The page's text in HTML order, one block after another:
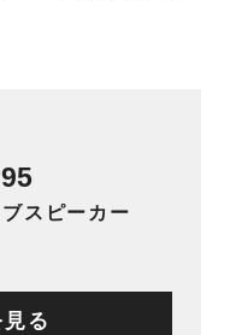
スピーカー
る